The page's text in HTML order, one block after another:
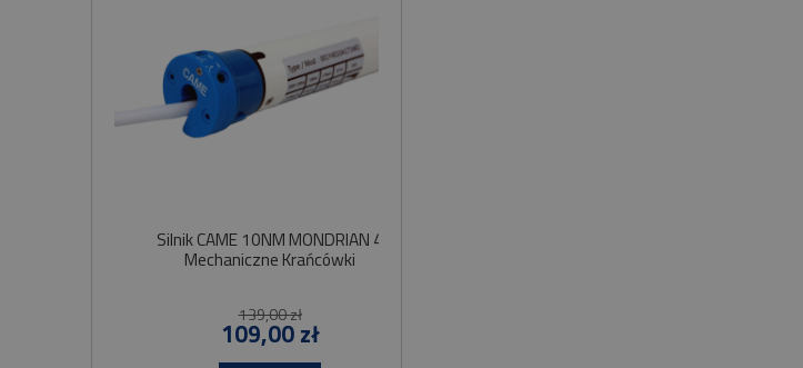
Silnik CAME 10NM MONDRIAN 4
Mechaniczne Krańcówki
139,00 zł
109,00 zł